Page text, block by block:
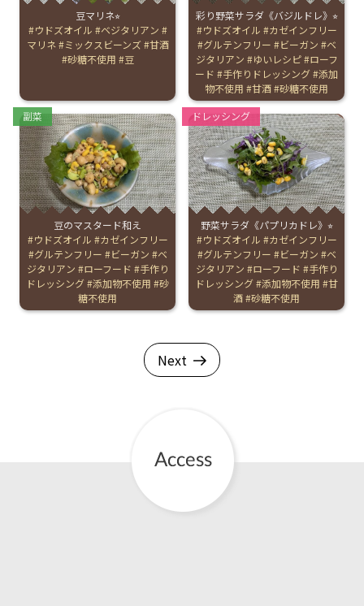
豆マリネ⭐︎
Tags:
ウドズオイル
ベジタリアン
マリネ ミックスビーンズ 甘酒
砂糖不使用
豆
彩り野菜サラダ《バジルドレ》⭐︎
Tags:
ウドズオイル
カゼインフリー
グルテンフリー
ビーガン
ベ
ジタリアン
ゆいレシピ ローフ
ード
手作りドレッシング 添加
物不使用
甘酒 砂糖不使用
Categories:
副菜
豆のマスタード和え
Tags:
ウドズオイル
カゼインフリー
グルテンフリー
ビーガン
ベ
ジタリアン
ローフード
手作り
ドレッシング 添加物不使用
砂
糖不使用
Categories:
ドレッシング
野菜サラダ《パプリカドレ》⭐︎
Tags:
ウドズオイル
カゼインフリー
グルテンフリー
ビーガン
ベ
ジタリアン
ローフード
手作り
ドレッシング 添加物不使用
甘
酒 砂糖不使用
Next